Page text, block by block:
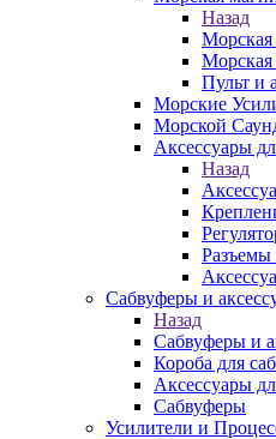
Назад
Морская
Морская
Пульт и
Морские
Морской
Аксессуары
Назад
Разъемы
Сабвуферы и
Назад
Сабвуферы и
Короба для
Аксессуары
Сабвуферы
Усилители и